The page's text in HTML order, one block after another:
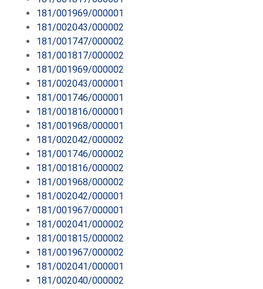
181/001969/000001
181/002043/000002
181/001747/000002
181/001817/000002
181/001969/000002
181/002043/000001
181/001746/000001
181/001816/000001
181/001968/000001
181/002042/000002
181/001746/000002
181/001816/000002
181/001968/000002
181/002042/000001
181/001967/000001
181/002041/000002
181/001815/000002
181/001967/000002
181/002041/000001
181/002040/000002